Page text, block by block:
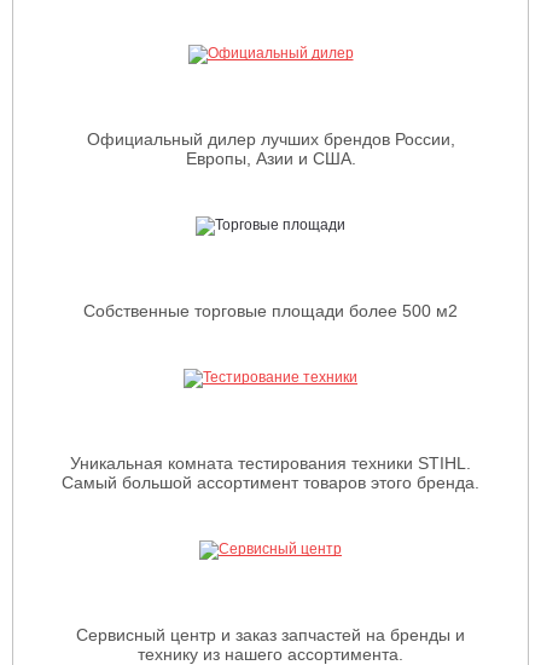
Официальный дилер лучших брендов России,
Европы, Азии и США.
Собственные торговые площади более 500 м2
Уникальная комната тестирования техники STIHL.
Самый большой ассортимент товаров этого бренда.
Сервисный центр и заказ запчастей на бренды и
технику из нашего ассортимента.